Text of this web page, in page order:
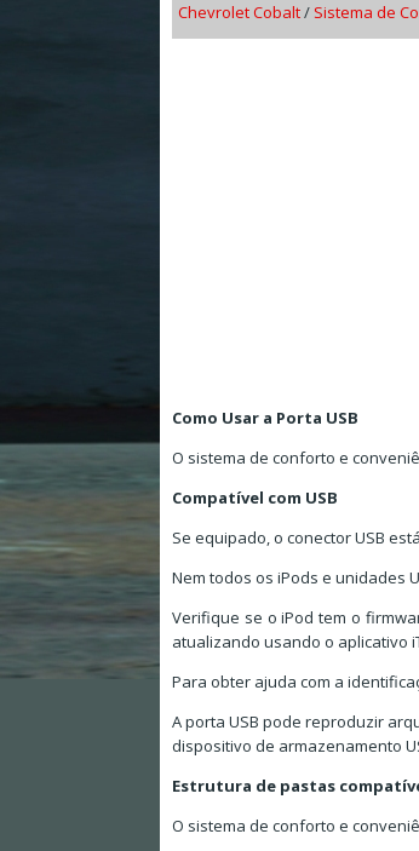
Chevrolet Cobalt/ Sistema de
Como Usar a Porta USB
O sistema de conforto e
Compatível com USB
Se equipado, o conector USB
Nem todos os iPods e unidades
Verifique se o iPod tem o
atualizando usando o aplicativo
Para obter ajuda com a
A porta USB pode reproduzir
dispositivo de armazenamento
Estrutura de pastas
O sistema de conforto e